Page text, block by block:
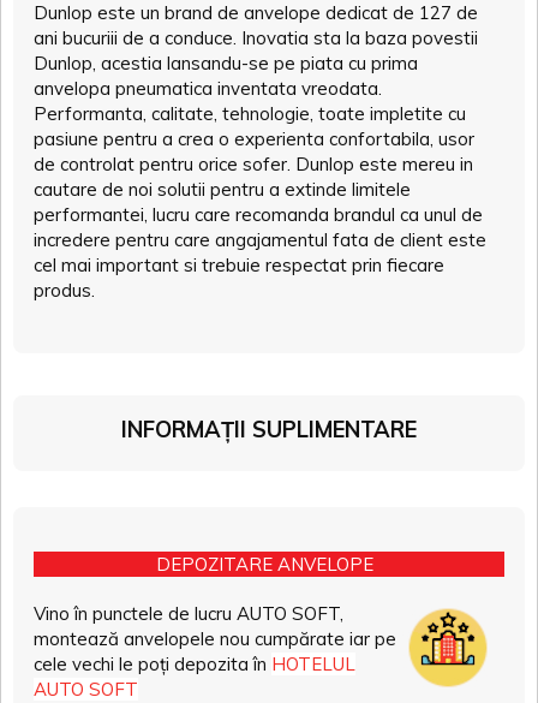
Dunlop este un brand de anvelope dedicat de 127 de
ani bucuriii de a conduce. Inovatia sta la baza povestii
Dunlop, acestia lansandu-se pe piata cu prima
anvelopa pneumatica inventata vreodata.
Performanta, calitate, tehnologie, toate impletite cu
pasiune pentru a crea o experienta confortabila, usor
de controlat pentru orice sofer. Dunlop este mereu in
cautare de noi solutii pentru a extinde limitele
performantei, lucru care recomanda brandul ca unul de
incredere pentru care angajamentul fata de client este
cel mai important si trebuie respectat prin fiecare
produs.
INFORMAȚII SUPLIMENTARE
DEPOZITARE ANVELOPE
Vino în punctele de lucru AUTO SOFT,
montează anvelopele nou cumpărate iar pe
cele vechi le poți depozita în HOTELUL
AUTO SOFT